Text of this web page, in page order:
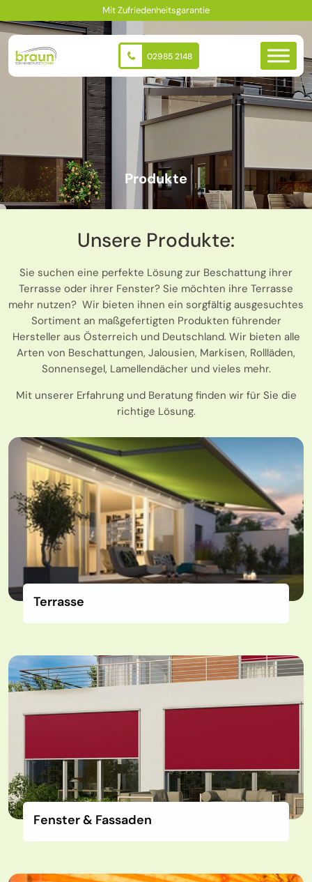
Inhalt
springen
Mit Zufriedenheitsgarantie
02985 2148
Produkte
Unsere Produkte:
Sie suchen eine perfekte Lösung zur Beschattung ihrer
Terrasse oder ihrer Fenster? Sie möchten ihre Terrasse
mehr nutzen? Wir bieten ihnen ein sorgfältig ausgesuchtes
Sortiment an maßgefertigten Produkten führender
Hersteller aus Österreich und Deutschland. Wir bieten alle
Arten von Beschattungen, Jalousien, Markisen, Rollläden,
Sonnensegel, Lamellendächer und vieles mehr.
Mit unserer Erfahrung und Beratung finden wir für Sie die
richtige Lösung.
Terrasse
Fenster & Fassaden